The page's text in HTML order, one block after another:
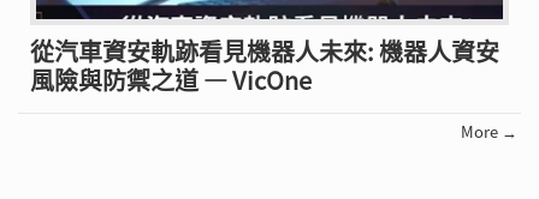
從汽車資安軌跡看見機器人未來: 機器人資安
風險與防禦之道 — VicOne
More →